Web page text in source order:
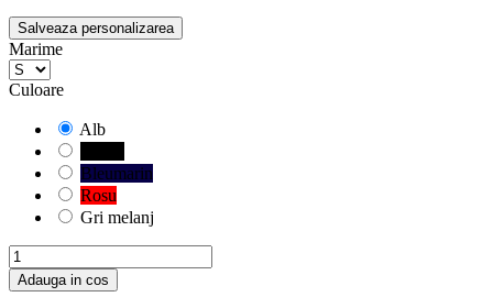
Salveaza personalizarea
Marime
Culoare
Alb
Bleumarin
Rosu
Gri melanj
Adauga in cos